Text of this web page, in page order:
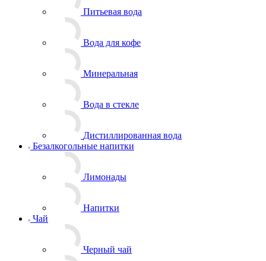
Питьевая вода
Вода для кофе
Минеральная
Вода в стекле
Дистиллированная вода
Безалкогольные напитки
Лимонады
Напитки
Чай
Черный чай